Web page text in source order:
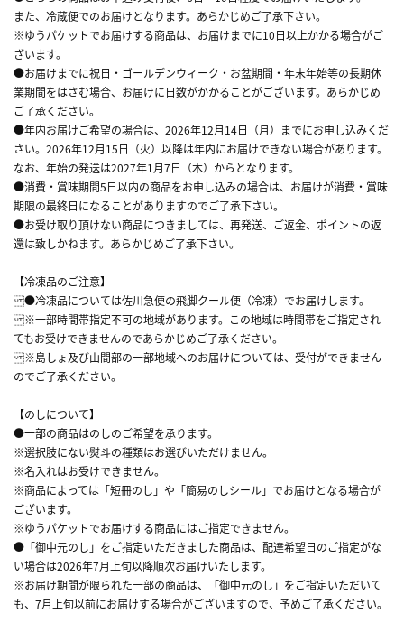
また、冷蔵便でのお届けとなります。あらかじめご了承下さい。
※ゆうパケットでお届けする商品は、お届けまでに10日以上かかる場合がご
ざいます。
●お届けまでに祝日・ゴールデンウィーク・お盆期間・年末年始等の長期休
業期間をはさむ場合、お届けに日数がかかることがございます。あらかじめ
ご了承ください。
●年内お届けご希望の場合は、2026年12月14日（月）までにお申し込みくだ
さい。2026年12月15日（火）以降は年内にお届けできない場合があります。
なお、年始の発送は2027年1月7日（木）からとなります。
●消費・賞味期間5日以内の商品をお申し込みの場合は、お届けが消費・賞味
期限の最終日になることがありますのでご了承下さい。
●お受け取り頂けない商品につきましては、再発送、ご返金、ポイントの返
還は致しかねます。あらかじめご了承下さい。
【冷凍品のご注意】
●冷凍品については佐川急便の飛脚クール便（冷凍）でお届けします。
※一部時間帯指定不可の地域があります。この地域は時間帯をご指定され
てもお受けできませんのであらかじめご了承ください。
※島しょ及び山間部の一部地域へのお届けについては、受付ができません
のでご了承ください。
【のしについて】
●一部の商品はのしのご希望を承ります。
※選択肢にない熨斗の種類はお選びいただけません。
※名入れはお受けできません。
※商品によっては「短冊のし」や「簡易のしシール」でお届けとなる場合が
ございます。
※ゆうパケットでお届けする商品にはご指定できません。
●「御中元のし」をご指定いただきました商品は、配達希望日のご指定がな
い場合は2026年7月上旬以降順次お届けいたします。
※お届け期間が限られた一部の商品は、「御中元のし」をご指定いただいて
も、7月上旬以前にお届けする場合がございますので、予めご了承ください。